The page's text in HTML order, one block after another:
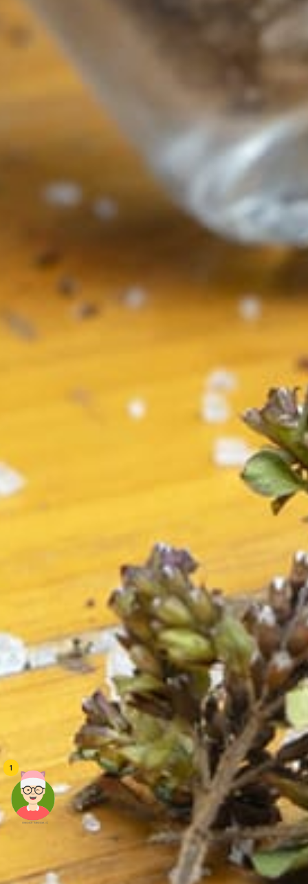
頭像生成器: 快樂家庭網上店
1